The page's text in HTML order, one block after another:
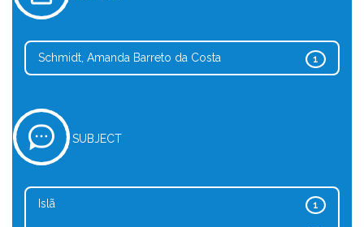
1
Schmidt, Amanda Barreto da Costa
SUBJECT
1
Islã